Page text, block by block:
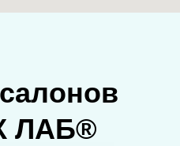
ЛАБ®